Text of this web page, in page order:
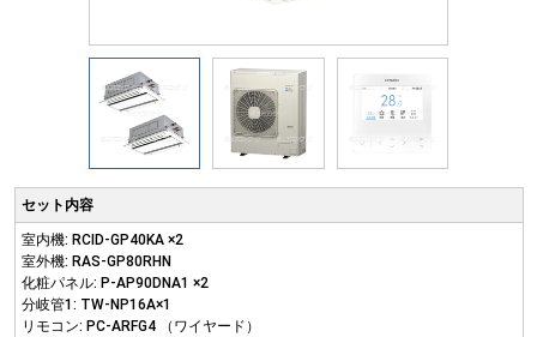
セット内容
室内機: RCID-GP40KA ×2
室外機: RAS-GP80RHN
化粧パネル: P-AP90DNA1 ×2
分岐管1: TW-NP16A×1
リモコン: PC-ARFG4 （ワイヤード）